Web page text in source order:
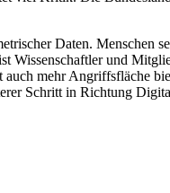
Daten. Menschen
Wissenschaftler und
auch mehr Angriffsfläche
Schritt in Richtung